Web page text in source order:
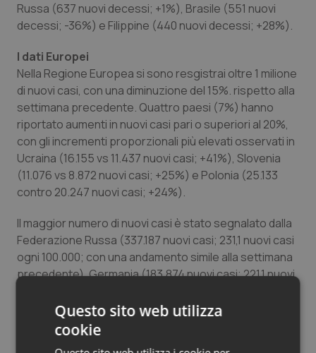
Rene & patologie urogenitali
Salute orale & impianti
Sangue & coagulazione
Tiroide
Tumore al seno
Tumore ovarico
Tumori del Polmone & Testa Collo
Tumori gastrointestinali
Ulcera & Reflusso
Vaccini
Russa (637 nuovi decessi; +1%), Brasile (551 nuovi
decessi; -36%) e Filippine (440 nuovi decessi; +28%).
I dati Europei
Nella Regione Europea si sono resgistrai oltre 1 milione
di nuovi casi, con una diminuzione del 15%. rispetto alla
settimana precedente. Quattro paesi (7%) hanno
riportato aumenti in nuovi casi pari o superiori al 20%,
con gli incrementi proporzionali più elevati osservati in
Ucraina (16.155 vs 11.437 nuovi casi; +41%), Slovenia
(11.076 vs 8.872 nuovi casi; +25%) e Polonia (25.133
contro 20.247 nuovi casi; +24%).
Il maggior numero di nuovi casi è stato segnalato dalla
Federazione Russa (337.187 nuovi casi; 231,1 nuovi casi
ogni 100.000; con una andamento simile alla settimana
precedente), Germania (183.874 nuovi casi; 221,1 nuovi
185,5 nuovi casi ogni 100.000; -19%).
Nella Regione sono stati segnalati oltre 2800 nuovi
Questo sito web utilizza
cookie